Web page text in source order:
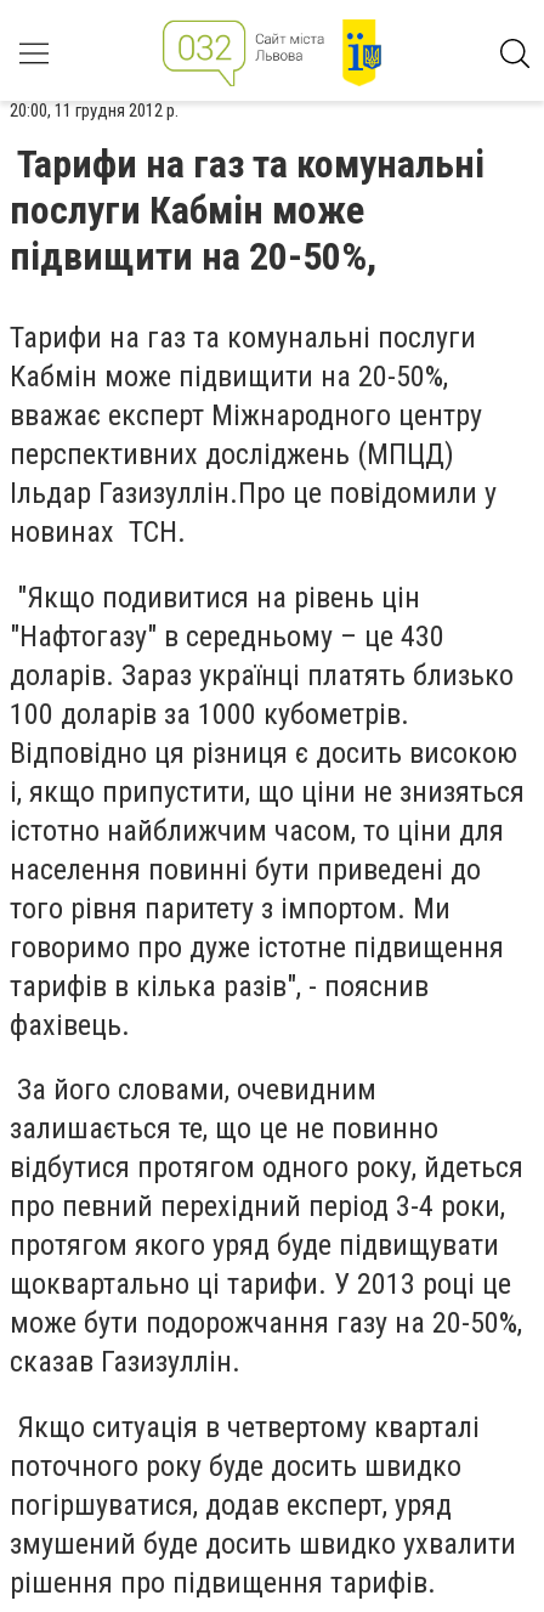
20:00, 11 грудня 2012 р.
Тарифи на газ та комунальні
послуги Кабмін може
підвищити на 20-50%,
Тарифи на газ та комунальні послуги
Кабмін може підвищити на 20-50%,
вважає експерт Міжнародного центру
перспективних досліджень (МПЦД)
Ільдар Газизуллін.Про це повідомили у
новинах ТСН.
"Якщо подивитися на рівень цін
"Нафтогазу" в середньому – це 430
доларів. Зараз українці платять близько
100 доларів за 1000 кубометрів.
Відповідно ця різниця є досить високою
і, якщо припустити, що ціни не знизяться
істотно найближчим часом, то ціни для
населення повинні бути приведені до
того рівня паритету з імпортом. Ми
говоримо про дуже істотне підвищення
тарифів в кілька разів", - пояснив
фахівець.
За його словами, очевидним
залишається те, що це не повинно
відбутися протягом одного року, йдеться
про певний перехідний період 3-4 роки,
протягом якого уряд буде підвищувати
щоквартально ці тарифи. У 2013 році це
може бути подорожчання газу на 20-50%,
сказав Газизуллін.
Якщо ситуація в четвертому кварталі
поточного року буде досить швидко
погіршуватися, додав експерт, уряд
змушений буде досить швидко ухвалити
рішення про підвищення тарифів.